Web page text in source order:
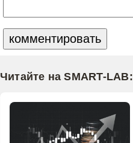
Читайте на SMART-LAB: